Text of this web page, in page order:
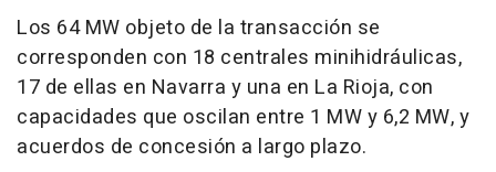
Los 64 MW objeto de la transacción se
corresponden con 18 centrales minihidráulicas,
17 de ellas en Navarra y una en La Rioja, con
capacidades que oscilan entre 1 MW y 6,2 MW, y
acuerdos de concesión a largo plazo.